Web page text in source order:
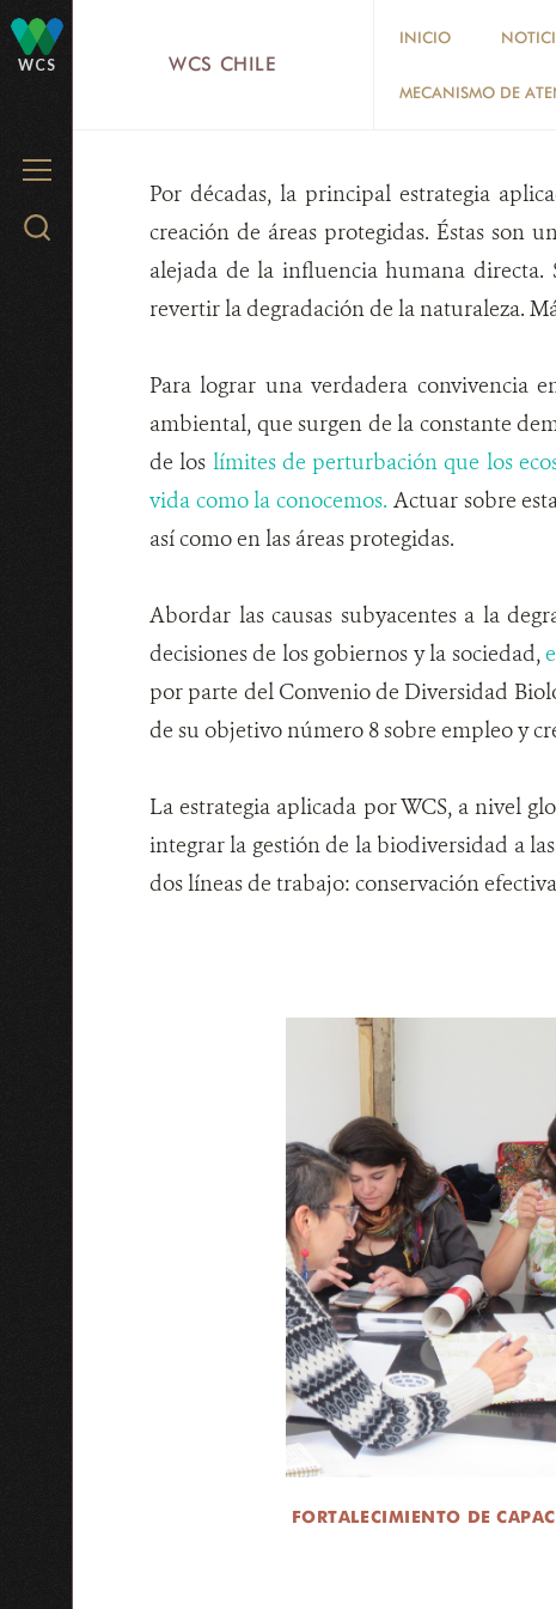
WCS
MENU
Search
WCS CHILE
INICIO
MECANISMO DE
Por décadas, la principal estrategia
creación de áreas protegidas. Éstas son
alejada de la influencia humana directa.
revertir la degradación de la naturaleza.
Para lograr una verdadera convivencia
ambiental, que surgen de la constante
de los límites de perturbación que los
vida como la conocemos. Actuar sobre
así como en las áreas protegidas.
Abordar las causas subyacentes a la
decisiones de los gobiernos y la sociedad,
por parte del Convenio de Diversidad
de su objetivo número 8 sobre empleo y
La estrategia aplicada por WCS, a nivel
integrar la gestión de la biodiversidad a
dos líneas de trabajo: conservación
FORTALECIMIENTO DE